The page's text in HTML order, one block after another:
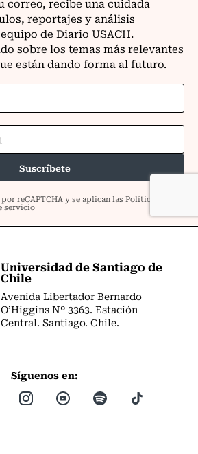
Universidad de Santiago de
Chile
Avenida Libertador Bernardo
O’Higgins Nº 3363. Estación
Central. Santiago. Chile.
Síguenos en: